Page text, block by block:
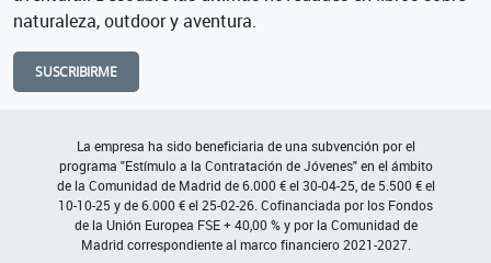
naturaleza, outdoor y aventura.
SUSCRIBIRME
La empresa ha sido beneficiaria de una subvención por el
programa "Estímulo a la Contratación de Jóvenes" en el ámbito
de la Comunidad de Madrid de 6.000 € el 30-04-25, de 5.500 € el
10-10-25 y de 6.000 € el 25-02-26. Cofinanciada por los Fondos
de la Unión Europea FSE + 40,00 % y por la Comunidad de
Madrid correspondiente al marco financiero 2021-2027.